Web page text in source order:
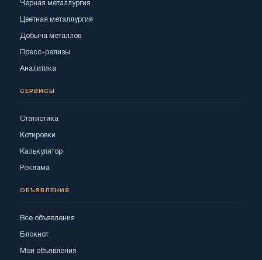
Черная металлургия
Цветная металлургия
Добыча металлов
Пресс-релизы
Аналитика
СЕРВИСЫ
Статистика
Котировки
Калькулятор
Реклама
ОБЪЯВЛЕНИЯ
Все объявления
Блокнот
Мои объявления